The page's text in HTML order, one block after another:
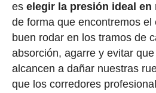
es elegir la presión ideal
de forma que encontremos el
buen rodar en los tramos de
absorción, agarre y evitar
alcancen a dañar nuestras
que los corredores